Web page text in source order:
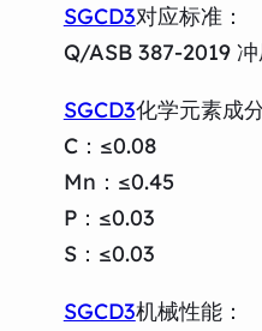
SGCD3对应标准：
Q/ASB 387-2019
SGCD3化学元素成
C：≤0.08
Mn：≤0.45
P：≤0.03
S：≤0.03
SGCD3机械性能：